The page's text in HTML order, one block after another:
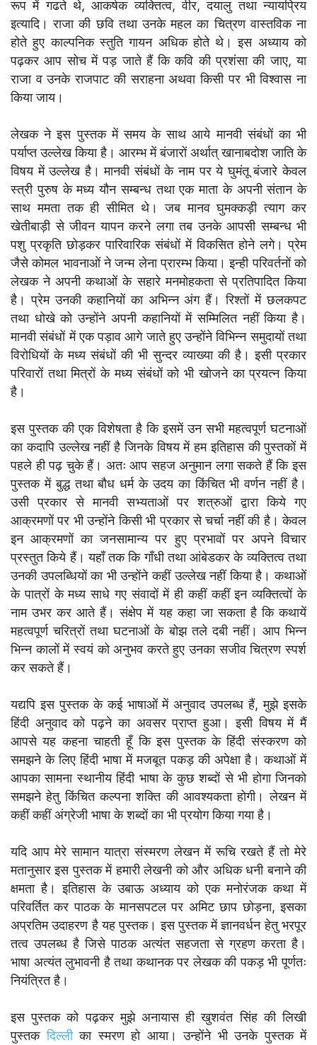
रूप में गढते थे, आकर्षक व्यक्तित्व, वीर, दयालु तथा न्यायप्रिय
इत्यादि। राजा की छवि तथा उनके महल का चित्रण वास्तविक ना
होते हुए काल्पनिक स्तुति गायन अधिक होते थे। इस अध्याय को
पढ़कर आप सोच में पड़ जाते हैं कि कवि की प्रशंसा की जाए, या
राजा व उनके राजपाट की सराहना अथवा किसी पर भी विश्वास ना
किया जाय।
लेखक ने इस पुस्तक में समय के साथ आये मानवी संबंधों का भी
पर्याप्त उल्लेख किया है। आरम्भ में बंजारों अर्थात् खानाबदोश जाति के
विषय में उल्लेख है। मानवी संबंधों के नाम पर ये घुमंतू बंजारे केवल
स्त्री पुरुष के मध्य यौन सम्बन्ध तथा एक माता के अपनी संतान के
साथ ममता तक ही सीमित थे। जब मानव घुमक्कड़ी त्याग कर
खेतीबाड़ी से जीवन यापन करने लगा तब उनके आपसी सम्बन्ध भी
पशु प्रकृति छोड़कर पारिवारिक संबंधों में विकसित होने लगे। प्रेम
जैसे कोमल भावनाओं ने जन्म लेना प्रारम्भ किया। इन्ही परिवर्तनों को
लेखक ने अपनी कथाओं के सहारे मनमोहकता से प्रतिपादित किया
है। प्रेम उनकी कहानियों का अभिन्न अंग हैं। रिश्तों में छलकपट
तथा धोखे को उन्होंने अपनी कहानियों में सम्मिलित नहीं किया है।
मानवी संबंधों में एक पड़ाव आगे जाते हुए उन्होंने विभिन्न समुदायों तथा
विरोधियों के मध्य संबंधों की भी सुन्दर व्याख्या की है। इसी प्रकार
परिवारों तथा मित्रों के मध्य संबंधों को भी खोजने का प्रयत्न किया
है।
इस पुस्तक की एक विशेषता है कि इसमें उन सभी महत्वपूर्ण घटनाओं
का कदापि उल्लेख नहीं है जिनके विषय में हम इतिहास की पुस्तकों में
पहले ही पढ़ चुके हैं। अतः आप सहज अनुमान लगा सकते हैं कि इस
पुस्तक में बुद्ध तथा बौध धर्म के उदय का किंचित भी वर्णन नहीं है।
उसी प्रकार से मानवी सभ्यताओं पर शत्रुओं द्वारा किये गए
आक्रमणों पर भी उन्होंने किसी भी प्रकार से चर्चा नहीं की है। केवल
इन आक्रमणों का जनसामान्य पर हुए प्रभावों पर अपने विचार
प्रस्तुत किये हैं। यहाँ तक कि गाँधी तथा आंबेडकर के व्यक्तित्व तथा
उनकी उपलब्धियों का भी उन्होंने कहीं उल्लेख नहीं किया है। कथाओं
के पात्रों के मध्य साधे गए संवादों में ही कहीं कहीं इन व्यक्तित्वों के
नाम उभर कर आते हैं। संक्षेप में यह कहा जा सकता है कि कथायें
महत्वपूर्ण चरित्रों तथा घटनाओं के बोझ तले दबी नहीं। आप भिन्न
भिन्न कालों में स्वयं को अनुभव करते हुए उनका सजीव चित्रण स्पर्श
कर सकते हैं।
यद्यपि इस पुस्तक के कई भाषाओं में अनुवाद उपलब्ध हैं, मुझे इसके
हिंदी अनुवाद को पढ़ने का अवसर प्राप्त हुआ। इसी विषय में मैं
आपसे यह कहना चाहती हूँ कि इस पुस्तक के हिंदी संस्करण को
समझने के लिए हिंदी भाषा में मजबूत पकड़ की अपेक्षा है। कथाओं में
आपका सामना स्थानीय हिंदी भाषा के कुछ शब्दों से भी होगा जिनको
समझने हेतु किंचित कल्पना शक्ति की आवश्यकता होगी। लेखन में
कहीं कहीं अंग्रेजी भाषा के शब्दों का भी प्रयोग किया गया है।
यदि आप मेरे सामान यात्रा संस्मरण लेखन में रूचि रखते हैं तो मेरे
मतानुसार इस पुस्तक में हमारी लेखनी को और अधिक धनी बनाने की
क्षमता है। इतिहास के उबाऊ अध्याय को एक मनोरंजक कथा में
परिवर्तित कर पाठक के मानसपटल पर अमिट छाप छोड़ना, इसका
अप्रतिम उदाहरण है यह पुस्तक। इस पुस्तक में ज्ञानवर्धन हेतु भरपूर
तत्व उपलब्ध है जिसे पाठक अत्यंत सहजता से ग्रहण करता है।
भाषा अत्यंत लुभावनी है तथा कथानक पर लेखक की पकड़ भी पूर्णतः
नियंत्रित है।
इस पुस्तक को पढ़कर मुझे अनायास ही खुशवंत सिंह की लिखी
पुस्तकदिल्लीका स्मरण हो आया। उन्होंने भी उनके पुस्तक में